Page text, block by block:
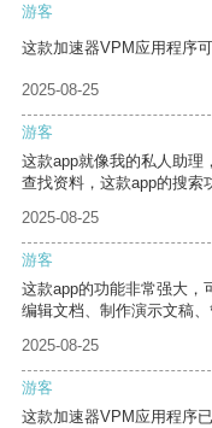
游客
这款加速器VPM应用程序
2025-08-25
游客
这款app就像我的私人助理
查找资料，这款app的搜索
2025-08-25
游客
这款app的功能非常强大，
编辑文档、制作演示文稿、
2025-08-25
游客
这款加速器VPM应用程序